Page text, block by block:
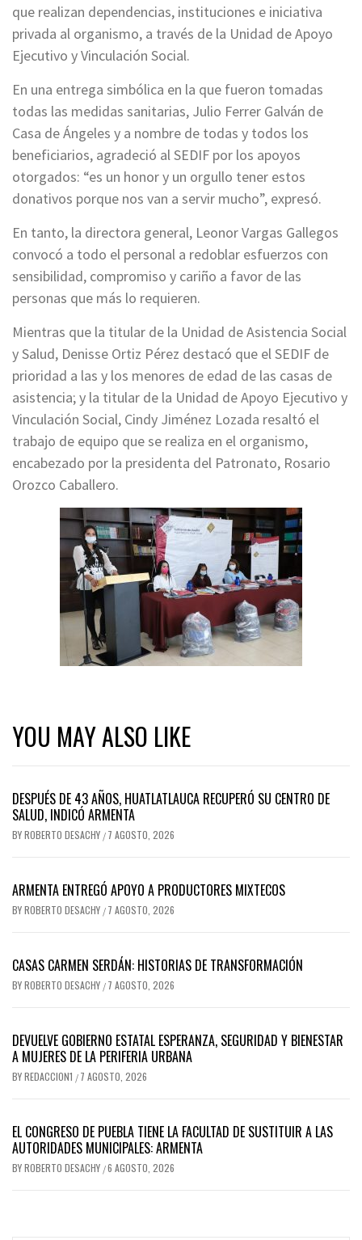
que realizan dependencias, instituciones e iniciativa
privada al organismo, a través de la Unidad de Apoyo
Ejecutivo y Vinculación Social.
En una entrega simbólica en la que fueron tomadas
todas las medidas sanitarias, Julio Ferrer Galván de
Casa de Ángeles y a nombre de todas y todos los
beneficiarios, agradeció al SEDIF por los apoyos
otorgados: “es un honor y un orgullo tener estos
donativos porque nos van a servir mucho”, expresó.
En tanto, la directora general, Leonor Vargas Gallegos
convocó a todo el personal a redoblar esfuerzos con
sensibilidad, compromiso y cariño a favor de las
personas que más lo requieren.
Mientras que la titular de la Unidad de Asistencia Social
y Salud, Denisse Ortiz Pérez destacó que el SEDIF de
prioridad a las y los menores de edad de las casas de
asistencia; y la titular de la Unidad de Apoyo Ejecutivo y
Vinculación Social, Cindy Jiménez Lozada resaltó el
trabajo de equipo que se realiza en el organismo,
encabezado por la presidenta del Patronato, Rosario
Orozco Caballero.
YOU MAY ALSO LIKE
DESPUÉS DE 43 AÑOS, HUATLATLAUCA RECUPERÓ SU CENTRO DE
SALUD, INDICÓ ARMENTA
BYROBERTO DESACHY / 7 AGOSTO, 2026
ARMENTA ENTREGÓ APOYO A PRODUCTORES MIXTECOS
BYROBERTO DESACHY / 7 AGOSTO, 2026
CASAS CARMEN SERDÁN: HISTORIAS DE TRANSFORMACIÓN
BYROBERTO DESACHY / 7 AGOSTO, 2026
DEVUELVE GOBIERNO ESTATAL ESPERANZA, SEGURIDAD Y BIENESTAR
A MUJERES DE LA PERIFERIA URBANA
BYREDACCION1 / 7 AGOSTO, 2026
EL CONGRESO DE PUEBLA TIENE LA FACULTAD DE SUSTITUIR A LAS
AUTORIDADES MUNICIPALES: ARMENTA
BYROBERTO DESACHY /6 AGOSTO, 2026